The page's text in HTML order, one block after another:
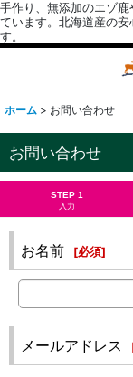
手作り、無添加のエゾ
ています。北海道産の
す。
ホーム > お問い合わせ
お問い合わせ
STEP 1
入力
お名前 [必須]
メールアドレス